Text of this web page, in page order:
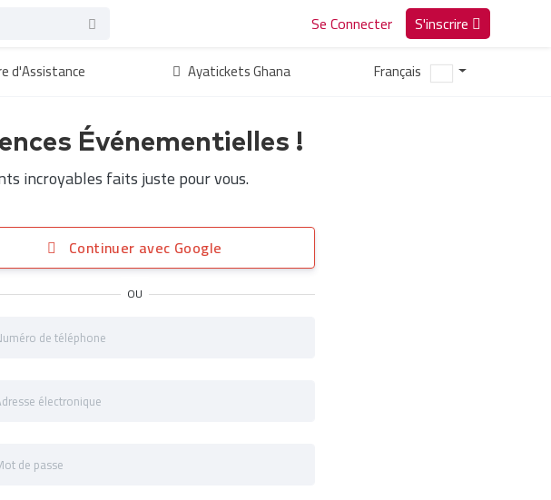
Se Connecter S'inscrire
d'Assistance Ayatickets Ghana Français
Événementielles !
incroyables faits juste pour vous.
Continuer avec Google
OU